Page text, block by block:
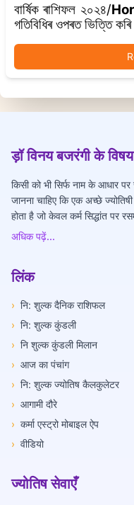
বাৰ্ষিক ৰাশিফল ২০২৪/
গতিবিধিৰ ওপৰত ভিত্তি
ड़ॉ विनय बजरंगी के
किसी को भी सिर्फ नाम के आधार पर
जानना चाहिए कि एक अच्छे
होता है जो केवल कर्म सिद्धांत पर
अधिक पढ़ें...
लिंक
› नि: शुल्क दैनिक राशिफल
› नि: शुल्क कुंडली
› नि शुल्क कुंडली मिलान
› आज का पंचांग
› नि: शुल्क ज्योतिष कैलकुलेटर
› आगामी दौरे
› कर्मा एस्ट्रो मोबाइल ऐप
› वीडियो
ज्योतिष सेवाएँ